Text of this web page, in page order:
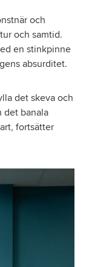
och
och samtid.
en stinkpinne
absurditet.
det skeva och
det banala
fortsätter